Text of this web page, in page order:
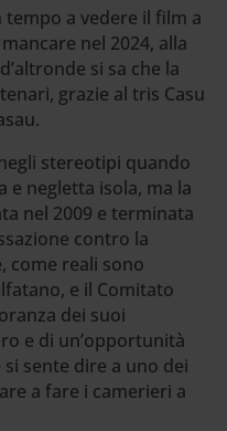
a vedere il film a
nel 2024, alla
si sa che la
grazie al tris Casu
stereotipi quando
e negletta isola, ma la
nel 2009 e terminata
contro la
come reali sono
e il Comitato
dei suoi
e di un’opportunità
sente dire a uno dei
a fare i camerieri a